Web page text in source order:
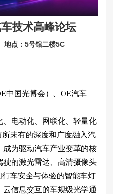
技术高峰论坛
地点：5号馆二楼5C
中国光博会）、OE汽车
、电动化、网联化、轻量化
所未有的深度和广度融入汽
为驱动汽车产业变革的核
的激光雷达、高清摄像头
车安全与体验的智能车灯
信息交互的车规级光学通